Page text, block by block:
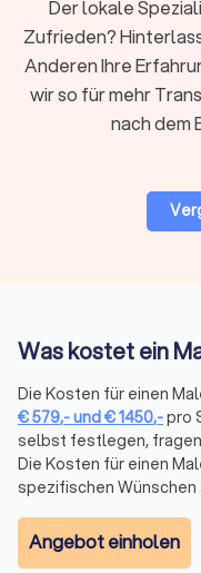
Ihre Auswahl für einen
treffen.
Arbeitszeit bei
Der Arbeitszeitaufwand
nach Projekt erfolgt die
Stundenkontingent
Wenn Sie einen Maler in
über Trustlocal ganz
Wunschprojekt.
Profile durchstöbern
kostenlose
einholen. So können
welcher Maler für Sie in
Experten für Handwerk
einfach über
Der lokale
Zufrieden?
Anderen Ihre
wir so für mehr
nach dem
Was kostet ein
Die Kosten für einen
€579,-und€1450,-pro
selbst festlegen,
Die Kosten für einen
spezifischen Wünschen
Angebot einholen